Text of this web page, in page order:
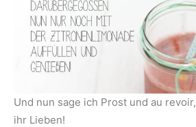
Und nun sage ich Prost und au revoir,
ihr Lieben!